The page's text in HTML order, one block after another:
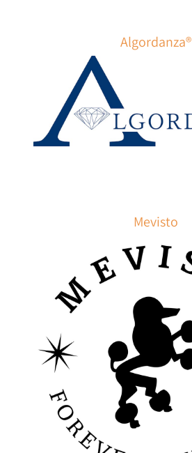
Algordanza®
Mevisto